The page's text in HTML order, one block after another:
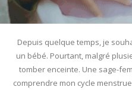
Depuis quelque temps, je
un bébé. Pourtant, malgré
tomber enceinte. Une sage-
comprendre mon cycle